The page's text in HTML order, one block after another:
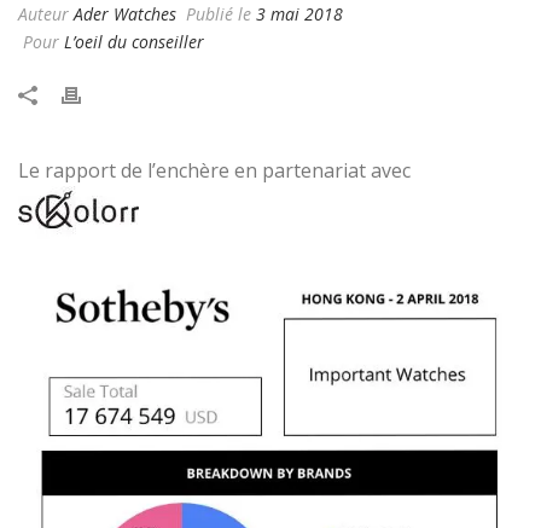
Auteur Ader Watches Publié le 3 mai 2018
Pour L’oeil du conseiller
Le rapport de l’enchère en partenariat avec